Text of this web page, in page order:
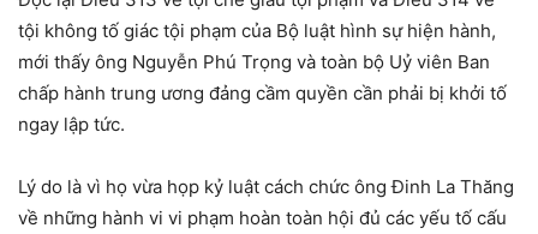
tội không tố giác tội phạm của Bộ luật hình sự hiện hành,
mới thấy ông Nguyễn Phú Trọng và toàn bộ Uỷ viên Ban
chấp hành trung ương đảng cầm quyền cần phải bị khởi tố
ngay lập tức.
Lý do là vì họ vừa họp kỷ luật cách chức ông Đinh La Thăng
về những hành vi vi phạm hoàn toàn hội đủ các yếu tố cấu